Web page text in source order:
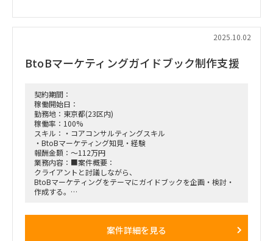
ークライアントとの討議リード（論点整理・施策案作成・討議
ーリサーチ・分析支援
ー他行事例・業界動向の調査（デスクトップ／ビザスクインタ
ー支出データ等の集計・分析（Excel関数・ピボットを使用）
ー施策検討に必要な定量分析・示唆出し
【作業場所】ハイブリット（23区内に週2~3出社＋リモート）
※出社時の滞在時間は2.3時間程度
【開始日】ASAP～
2025.10.02
BtoBマーケティングガイドブック制作支援
契約期間：
稼働開始日：
勤務地：東京都(23区内)
稼働率：100%
スキル：・コアコンサルティングスキル
・BtoBマーケティング知見・経験
報酬金額：～112万円
業務内容：■案件概要：
クライアントと討議しながら、
BtoBマーケティングをテーマにガイドブックを企画・検討・
作成する。
・マーケティングガイドブックの執筆支援
案件詳細を見る